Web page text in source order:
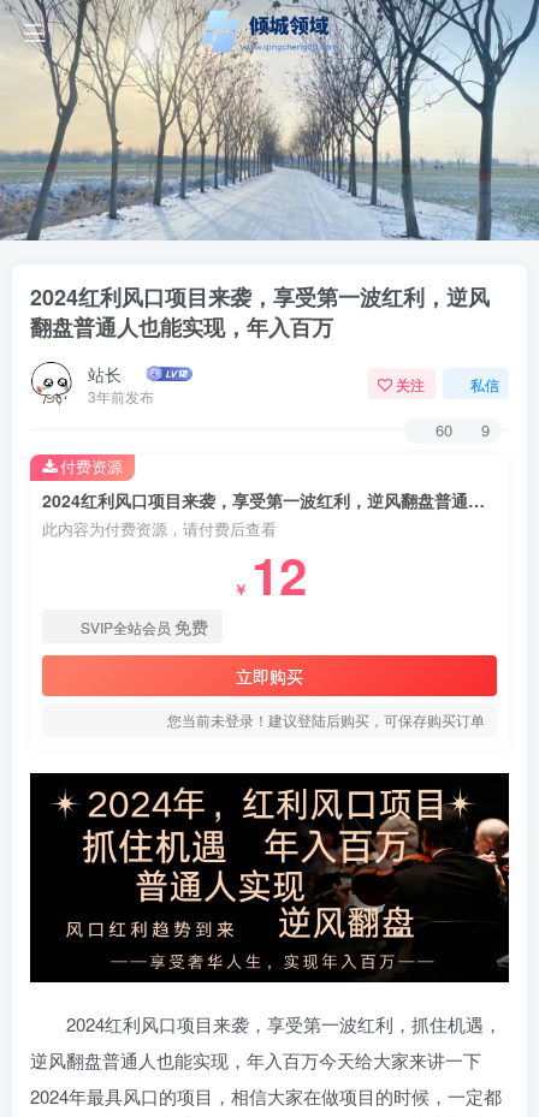
2024红利风口项目来袭，享受第一波红利，逆风
翻盘普通人也能实现，年入百万
站长
3年前发布
关注 私信
60 9
2024红利风口项目来袭，享受第一波红利，逆风翻盘普通人也能实现，年入百万
此内容为付费资源，请付费后查看
￥ 12
SVIP全站会员 免费
立即购买
您当前未登录！建议登陆后购买，可保存购买订单
付费资源
2024红利风口项目来袭，享受第一波红利，抓住机遇，
逆风翻盘普通人也能实现，年入百万今天给大家来讲一下
2024年最具风口的项目，相信大家在做项目的时候，一定都